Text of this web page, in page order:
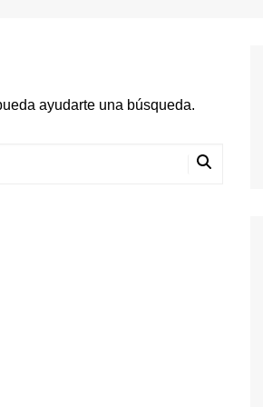
ayudarte una búsqueda.